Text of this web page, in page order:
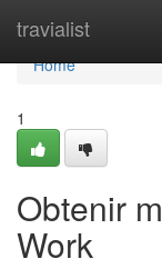
travialist
Home
Home
1
Obtenir
Work